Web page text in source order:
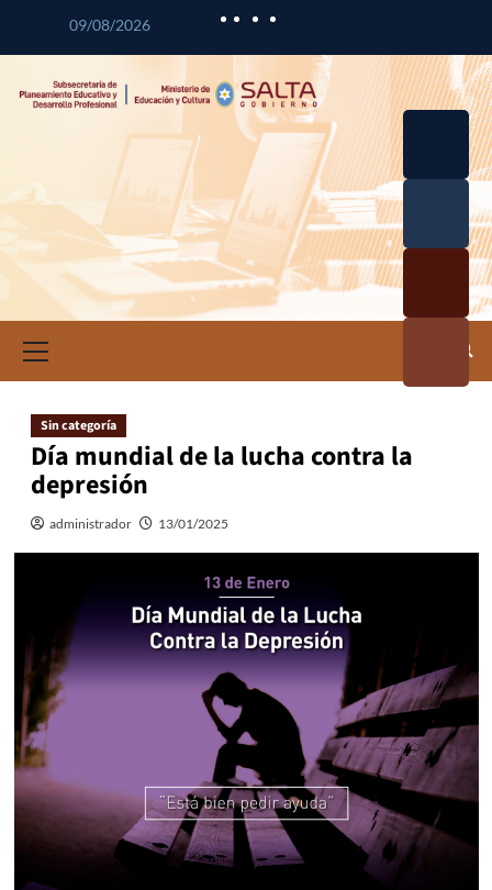
09/08/2026
Sin categoría
Día mundial de la lucha contra la
depresión
administrador 13/01/2025
Curricul
Profesio
a
Investig